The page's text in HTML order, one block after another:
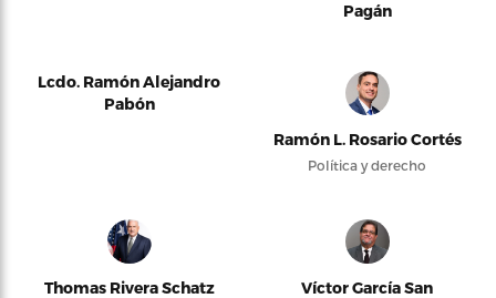
Pagán
Lcdo. Ramón Alejandro
Pabón
Ramón L. Rosario Cortés
Política y derecho
Thomas Rivera Schatz
Víctor García San